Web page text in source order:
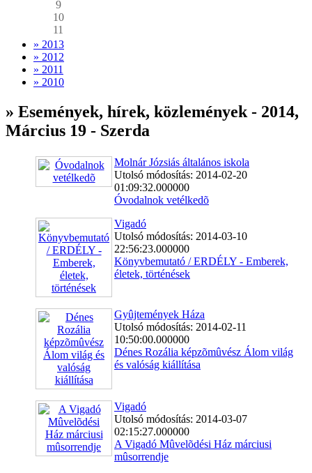
9
10
11
» 2013
» 2012
» 2011
» 2010
» Események, hírek, közlemények - 2014,
Március 19 - Szerda
Molnár Józsiás általános iskola
Utolsó módosítás: 2014-02-20
01:09:32.000000
Óvodalnok vetélkedõ
Vigadó
Utolsó módosítás: 2014-03-10
22:56:23.000000
Könyvbemutató / ERDÉLY - Emberek,
életek, történések
Gyûjtemények Háza
Utolsó módosítás: 2014-02-11
10:50:00.000000
Dénes Rozália képzõmûvész Álom világ
és valóság kiállítása
Vigadó
Utolsó módosítás: 2014-03-07
02:15:27.000000
A Vigadó Mûvelõdési Ház márciusi
mûsorrendje